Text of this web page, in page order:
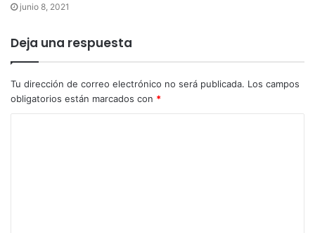
junio 8, 2021
Deja una respuesta
Tu dirección de correo electrónico no será publicada. Los campos
obligatorios están marcados con *